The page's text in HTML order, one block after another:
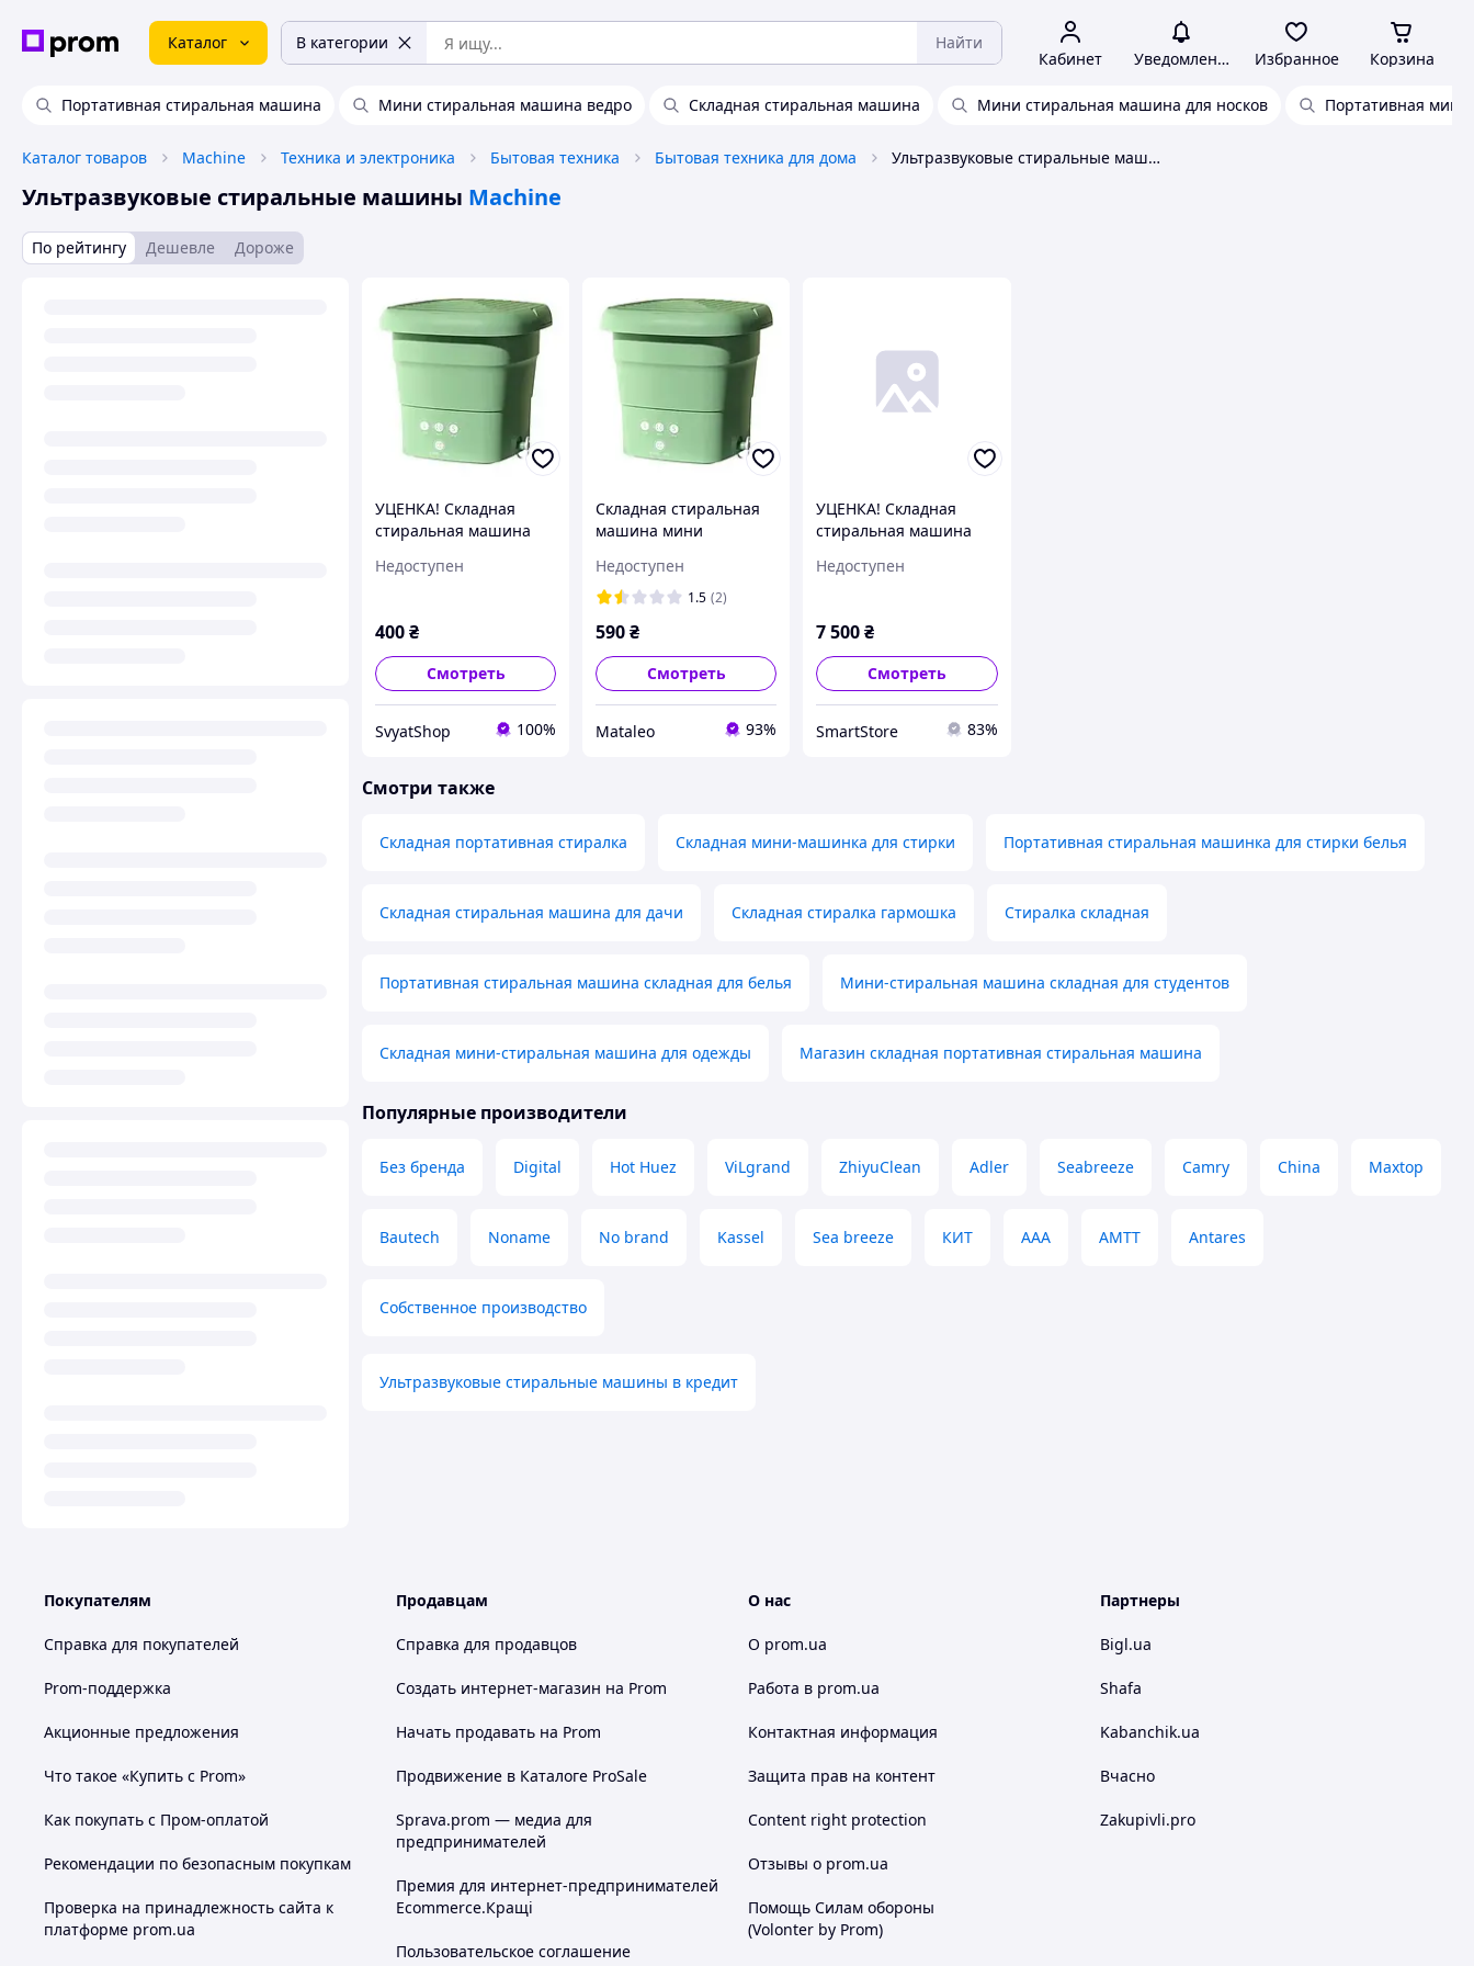
Каталог В категории Найти
Кабинет Уведомления Избранное Корзина
Портативная стиральная машина Мини стиральная машина ведро Складная стиральная машина Мини стиральная машина для носков Портативная
Каталог товаров Machine Техника и электроника Бытовая техника Бытовая техника для дома Ультразвуковые стиральные машины Machine
Ультразвуковые стиральные машины Machine
По рейтингу Дешевле Дороже
УЦЕНКА! Складная
стиральная машина
Machine складная
Недоступен
400₴
Смотреть
SvyatShop 100%
Складная стиральная
машина мини
литров
Недоступен
1.5 (2)
590₴
Смотреть
Mataleo 93%
УЦЕНКА! Складная
стиральная машина
Machine складная
Недоступен
7 500₴
Смотреть
SmartStore 83%
Смотри также
Складная портативная стиралка Складная мини-машинка для стирки Портативная стиральная машинка для стирки белья
Складная стиральная машина для дачи Складная стиралка гармошка Стиралка складная
Портативная стиральная машина складная для белья Мини-стиральная машина складная для студентов
Складная мини-стиральная машина для одежды Магазин складная портативная стиральная машина
Популярные производители
Без бренда Digital Hot Huez ViLgrand ZhiyuClean Adler Seabreeze Camry China Maxtop
Bautech Noname No brand Kassel Sea breeze КИТ ААА АМТТ Antares
Собственное производство
Ультразвуковые стиральные машины в кредит
Покупателям
Справка для покупателей
Prom-поддержка
Акционные предложения
Что такое «Купить с Prom»
Как покупать с Пром-оплатой
Рекомендации по безопасным покупкам
Проверка на принадлежность сайта к
платформе prom.ua
Продавцам
Справка для продавцов
Создать интернет-магазин на Prom
Начать продавать на Prom
Продвижение в Каталоге ProSale
Sprava.prom — медиа для
предпринимателей
Премия для интернет-предпринимателей
Ecommerce.Кращі
Пользовательское соглашение
О нас
О prom.ua
Работа в prom.ua
Контактная информация
Защита прав на контент
Content right protection
Отзывы о prom.ua
Помощь Силам обороны
(Volonter by Prom)
Партнеры
Bigl.ua
Shafa
Kabanchik.ua
Вчасно
Zakupivli.pro